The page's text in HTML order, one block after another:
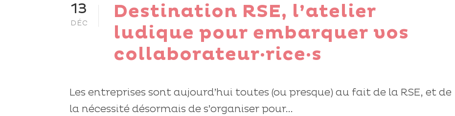
13
DÉC
Destination RSE, l’atelier
ludique pour embarquer vos
collaborateur·rice·s
Les entreprises sont aujourd’hui toutes (ou presque) au fait de la RSE, et de
la nécessité désormais de s’organiser pour...